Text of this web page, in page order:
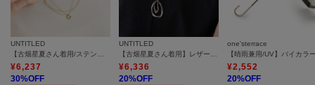
UNTITLED
【古畑星夏さん着用/ステンレス】レイヤードチェーンネックレス
¥6,237
30%OFF
UNTITLED
【古畑星夏さん着用】レザー調トップネックレス
¥6,336
20%OFF
one'sterrace
¥2,552
20%OFF